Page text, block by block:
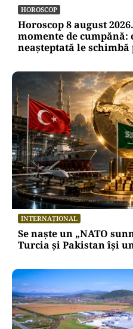
HOROSCOP
Horoscop 8 august
momente de cumpănă:
neașteptată le
INTERNAȚIONAL
Se naște un „NATO
Turcia și Pakistan își